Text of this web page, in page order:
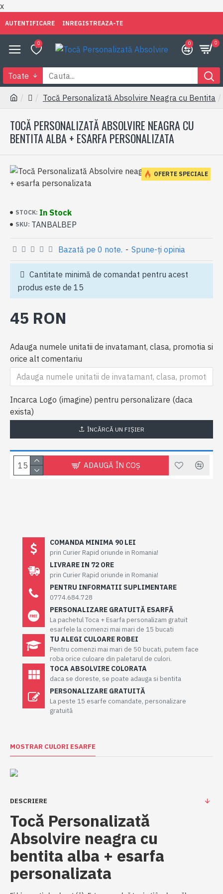
x
AUTENTIFICARE INREGISTREAZA-TE
0 0 0
Toate
Tocă Personalizată Absolvire Neagra cu Bentita
TOCĂ PERSONALIZATĂ ABSOLVIRE NEAGRA CU
BENTITA ALBA + ESARFA PERSONALIZATA
OFERTE SPECIALE
STOCK: In Stock
SKU: TANBALBEP
Bazată pe 0 note. - Spune-ţi opinia
45 RON
Adauga numele unitatii de invatamant, clasa, promotia si
orice alt comentariu
Incarca Logo (imagine) pentru personalizare (daca
exista)
ÎNCĂRCĂ UN FIŞIER
ADAUGĂ ÎN COŞ
Cantitate minimă de comandat pentru acest
produs este de 15
COMANDA MINIMA 90 LEI
prin Curier Rapid oriunde in Romania!
LIVRARE IN 72 ORE
prin Curier Rapid oriunde in Romania!
PENTRU INFORMATII SUPLIMENTARE
0774.684.728
PERSONALIZARE GRATUITĂ ESARFĂ
La pachetul Toca + Esarfa personalizam gratuit
esarfele la comenzi mai mari de 15 bucati
TU ALEGI CULOARE ROBEI
Pentru comenzi mai mari de 50 bucati, putem face
roba orice culoare din paletarul de culori.
TOCA ABSOLVIRE COLORATA
daca se doreste, se poate adauga si bentita
PERSONALIZARE GRATUITĂ
La peste 15 esarfe comandate, personalizare
gratuită
MOSTRAR CULORI ESARFE
DESCRIERE
Tocă Personalizată
Absolvire neagra cu
bentita alba + esarfa
personalizata